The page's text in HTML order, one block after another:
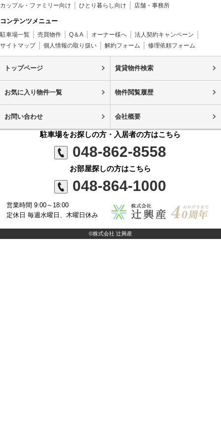
カップル・ファミリー向け
ひとり暮らし向け 店舗・事務所
コンテンツメニュー
駐車場一覧 売買物件 Q＆A オーナー様へ
法人契約キャンペーン
サイトマップ
個人情報の取り扱い 解約フォーム 修理依頼フォーム
トップページ 賃貸物件検索
お気に入り物件一覧 物件閲覧履歴
お問い合わせ 会社概要
駐車場をお探しの方・入居者の方はこちら
048-862-8558
お部屋探しの方はこちら
048-864-1000
営業時間 9:00～18:00
定休日 毎週水曜日、木曜日休み
©株式会社 辻興産